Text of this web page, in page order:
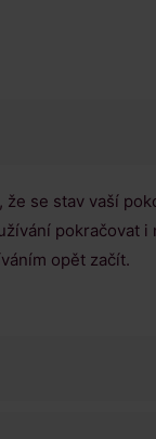
se stav vaší
pokračovat i
opět začít.